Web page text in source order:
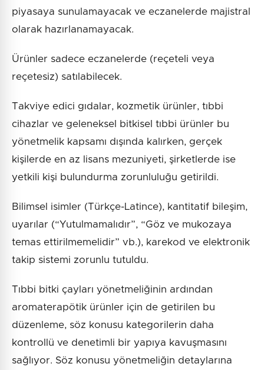
piyasaya sunulamayacak ve eczanelerde majistral
olarak hazırlanamayacak.
Ürünler sadece eczanelerde (reçeteli veya
reçetesiz) satılabilecek.
Takviye edici gıdalar, kozmetik ürünler, tıbbi
cihazlar ve geleneksel bitkisel tıbbi ürünler bu
yönetmelik kapsamı dışında kalırken, gerçek
kişilerde en az lisans mezuniyeti, şirketlerde ise
yetkili kişi bulundurma zorunluluğu getirildi.
Bilimsel isimler (Türkçe-Latince), kantitatif bileşim,
uyarılar (“Yutulmamalıdır”, “Göz ve mukozaya
temas ettirilmemelidir” vb.), karekod ve elektronik
takip sistemi zorunlu tutuldu.
Tıbbi bitki çayları yönetmeliğinin ardından
aromaterapötik ürünler için de getirilen bu
düzenleme, söz konusu kategorilerin daha
kontrollü ve denetimli bir yapıya kavuşmasını
sağlıyor. Söz konusu yönetmeliğin detaylarına